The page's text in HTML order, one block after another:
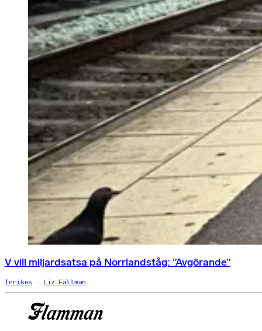
V vill miljardsatsa på Norrlandståg: ”Avgörande”
Inrikes Liz Fällman